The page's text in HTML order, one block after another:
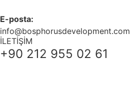
E-posta:
info@bosphorusdevelopment.com
İLETİŞİM
+90 212 955 02 61